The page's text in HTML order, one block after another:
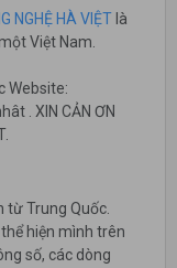
NGHỆ HÀ VIỆT là
Việt Nam.
Website:
. XIN CẢN ƠN
từ Trung Quốc.
hiện mình trên
số, các dòng